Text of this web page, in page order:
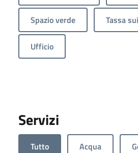
Spazio verde Tassa
Ufficio
Servizi
Tutto Acqua